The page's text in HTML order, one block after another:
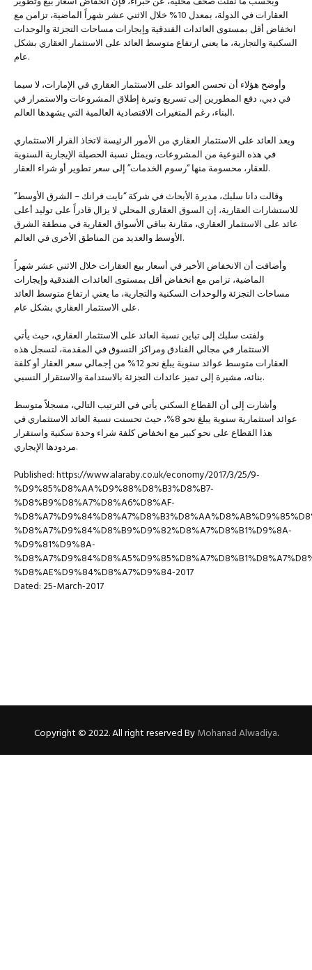
العقارات في الدولة، بمعدل 10% خلال الاثني عشر شهراً الماضية، تزامن مع
انخفاض أقل بمستوى العائدات الفندقية وإيجارات مساحات التجزئة والوحدات
السكنية والتجارية، ما يعني ارتفاع متوسط العائد على الاستثمار العقاري بشكل
عام.
وأوضح هؤلاء أن تحسن العوائد على الاستثمار العقاري في الإمارات، لا سيما
في دبي، دفع المطورين إلى تسريع وتيرة إطلاق المشروعات والاستمرار في
البناء، رغم المتغيرات الاقتصادية العالمية التي يشهدها العالم.
ويعد العائد على الاستثمار العقاري من الأمور الرئيسة لاتخاذ القرار الاستثماري
في هذه النوعية من المشروعات، ويمثل نسبة الحصيلة الإيجارية السنوية
للعقار، محسومة منها “رسوم الخدمات” إلى سعر تطوير أو شراء العقار.
وقالت دانا سلبك، مديرة الأبحاث في شركة “نايت فرانك – الشرق الأوسط”
للاستشارات العقارية، إن السوق العقاري المحلي لا يزال قادراً على توليد أعلى
عائد على الاستثمار العقاري، مقارنة بباقي الأسواق العقارية في منطقة الشرق
الأوسط والعديد من المناطق الأخرى في العالم.
وأضافت أن الانخفاض الأخير في أسعار بيع العقارات خلال الاثني عشر شهراً
الماضية، تزامن مع انخفاض أقل بمستوى العائدات الفندقية وإيجارات
مساحات التجزئة والوحدات السكنية والتجارية، ما يعني ارتفاع متوسط العائد
على الاستثمار العقاري بشكل عام.
ولفتت سلبك إلى تباين نسبة العائد على الاستثمار العقاري، حيث يأتي
الاستثمار في مجالي الفنادق ومراكز التسوق في المقدمة، لتسجل هذه
العقارات متوسط عوائد سنوية يبلغ نحو 12% من إجمالي سعر العقار أو كلفة
بنائه، مشيرة إلى تميز عائدات التجزئة بالاستدامة والاستقرار النسبي.
وأشارت إلى أن القطاع السكني يأتي في الترتيب التالي، مسجلاً متوسط
عوائد استثمارية سنوية يبلغ نحو 8%، حيث تحسنت نسبة العائد الاستثماري في
هذا القطاع على نحو كبير مع انخفاض كلفة شراء وحدة سكنية واستقرار
مردودها الإيجاري.
Published: https://www.alaraby.co.uk/economy/2017/3/25/9-
%D9%85%D8%AA%D9%88%D8%B3%D8%B7-
%D8%B9%D8%A7%D8%A6%D8%AF-
%D8%A7%D9%84%D8%B9%D9%82%D8%A7%D8%B1%D9%8A-
%D9%81%D9%8A-
%D8%AE%D9%84%D8%A7%D9%84-2017
Dated: 25-March-2017
Copyright © 2022. All right reserved ByMohanad Alwadiya.